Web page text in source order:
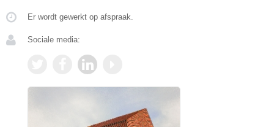
Er wordt gewerkt op afspraak.
Sociale media: